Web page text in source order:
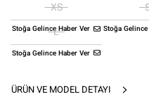
ÜRÜN VE MODEL DETAYI
Stoğa Gelince Haber Ver
XS
Stoğa
Stoğa Gelince Haber Ver
L